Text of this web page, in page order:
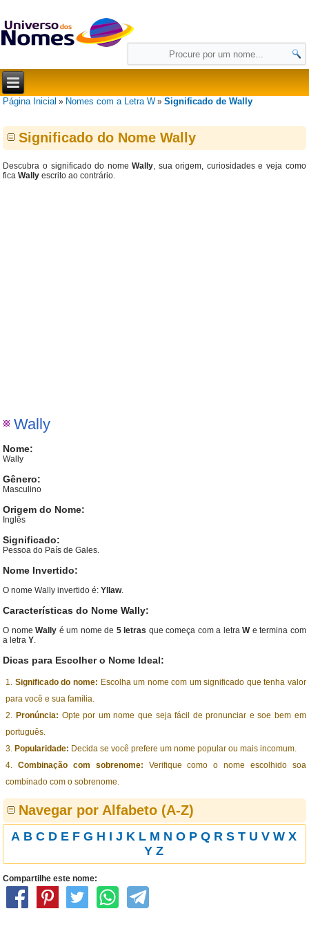
Página Inicial » Nomes com a Letra W »Significado de Wally
Significado do Nome Wally
Descubra o significado do nomeWally, sua origem, curiosidades e veja como
ficaWally escrito ao contrário.
Wally
Nome:
Wally
Gênero:
Masculino
Origem do Nome:
Inglês
Significado:
Pessoa do País de Gales.
Nome Invertido:
O nome Wally invertido é:Yllaw.
Características do Nome Wally:
O nomeWally é um nome de 5 letras que começa com a letraWe termina com
a letraY.
Dicas para Escolher o Nome Ideal:
Significado do nome: Escolha um nome com um significado que tenha valor
para você e sua família.
Pronúncia: Opte por um nome que seja fácil de pronunciar e soe bem em
português.
Popularidade: Decida se você prefere um nome popular ou mais incomum.
Combinação com sobrenome: Verifique como o nome escolhido soa
combinado com o sobrenome.
Navegar por Alfabeto (A-Z)
A B C D E F G H I J K L M N O P Q R S T U V W X
Y Z
Compartilhe este nome: